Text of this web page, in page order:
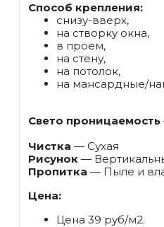
Способ крепления:
снизу-вверх,
на створку окна,
в проем,
на стену,
на потолок,
на мансардные/
Свето проницаемость
Чистка — Сухая
Рисунок —
Пропитка — Пыле и
Цена:
Цена 39 руб/м2.